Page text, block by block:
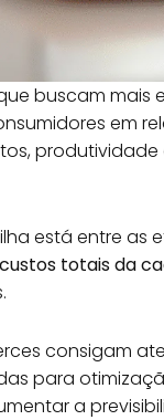
buscam mais
em
produtividade
está entre as
custos totais da
consigam
para
a